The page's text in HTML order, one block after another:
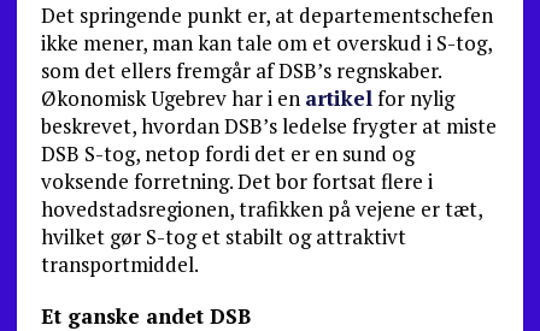
Det springende punkt er, at departementschefen
ikke mener, man kan tale om et overskud i S-tog,
som det ellers fremgår af DSB’s regnskaber.
Økonomisk Ugebrev har i en artikelfor nylig
beskrevet, hvordan DSB’s ledelse frygter at miste
DSB S-tog, netop fordi det er en sund og
voksende forretning. Det bor fortsat flere i
hovedstadsregionen, trafikken på vejene er tæt,
hvilket gør S-tog et stabilt og attraktivt
transportmiddel.
Et ganske andet DSB